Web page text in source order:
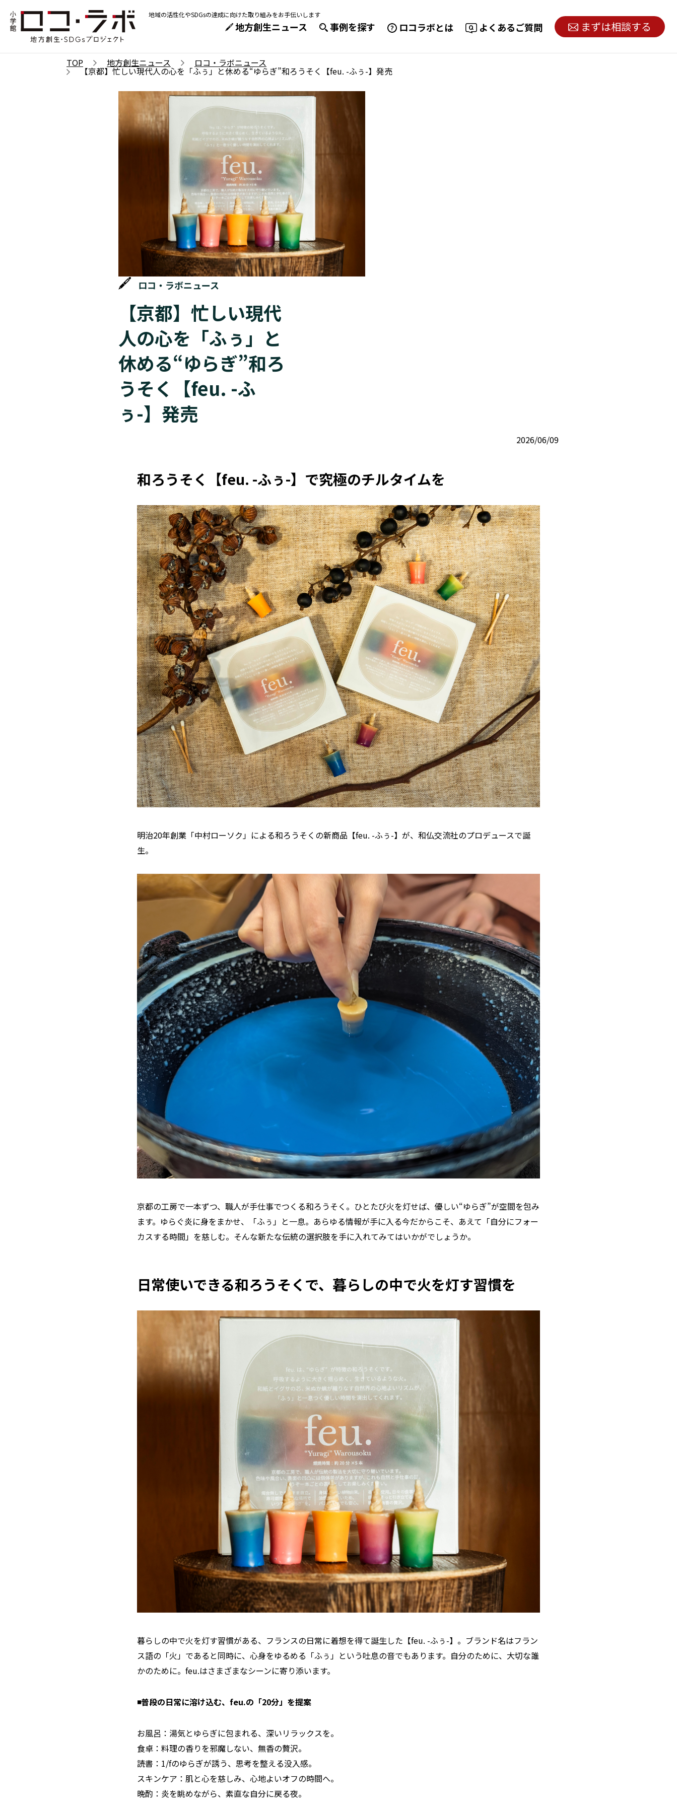
地域の活性化やSDGsの達成に向けた取り組みをお手伝いします
地方創生ニュース 事例を探す ロコラボとは よくあるご質問 まずは相談する
TOP 地方創生ニュース ロコ・ラボニュース
【京都】忙しい現代人の心を「ふぅ」と休める“ゆらぎ”和ろうそく【feu. -ふぅ-】発売
ロコ・ラボニュース
【京都】忙しい現代
人の心を「ふぅ」と
休める“ゆらぎ”和ろ
うそく【feu. -ふ
ぅ-】発売
2026/06/09
和ろうそく【feu. -ふぅ-】で究極のチルタイムを
明治20年創業「中村ローソク」による和ろうそくの新商品【feu. -ふぅ-】が、和仏交流社のプロデュースで誕
生。
京都の工房で一本ずつ、職人が手仕事でつくる和ろうそく。ひとたび火を灯せば、優しい“ゆらぎ”が空間を包み
ます。ゆらぐ炎に身をまかせ、「ふぅ」と一息。あらゆる情報が手に入る今だからこそ、あえて「自分にフォー
カスする時間」を慈しむ。そんな新たな伝統の選択肢を手に入れてみてはいかがでしょうか。
日常使いできる和ろうそくで、暮らしの中で火を灯す習慣を
暮らしの中で火を灯す習慣がある、フランスの日常に着想を得て誕生した【feu. -ふぅ-】。ブランド名はフラン
ス語の「火」であると同時に、心身をゆるめる「ふぅ」という吐息の音でもあります。自分のために、大切な誰
かのために。feu.はさまざまなシーンに寄り添います。
◾️普段の日常に溶け込む、feu.の「20分」を提案
お風呂：湯気とゆらぎに包まれる、深いリラックスを。
食卓：料理の香りを邪魔しない、無香の贅沢。
読書：1/fのゆらぎが誘う、思考を整える没入感。
スキンケア：肌と心を慈しみ、心地よいオフの時間へ。
晩酌：炎を眺めながら、素直な自分に戻る夜。